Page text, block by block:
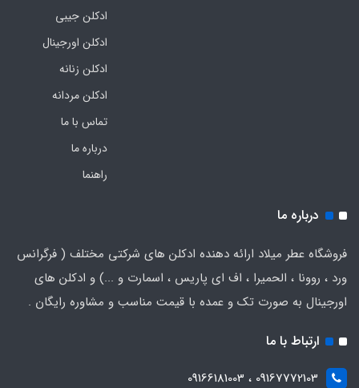
ادکلن جیبی
ادکلن اورجینال
ادکلن زنانه
ادکلن مردانه
تماس با ما
درباره ما
راهنما
درباره ما
فروشگاه عطر میلاد ارائه دهنده ادکلن های شرکتی مختلف ( فرگرانس
ورد ، روونا ، الحمیرا ، اف ای پاریس ، اسمارت و ...) و ادکلن های
اورجینال به صورت تک و عمده با قیمت مناسب و مشاوره رایگان .
ارتباط با ما
09167772103 ، 09166181003